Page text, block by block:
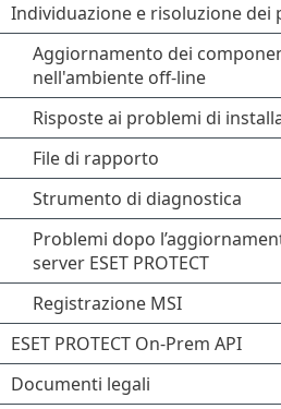
Individuazione e risoluzione dei
Aggiornamento dei
nell'ambiente off-line
Risposte ai problemi di
File di rapporto
Strumento di diagnostica
Problemi dopo
server ESET PROTECT
Registrazione MSI
ESET PROTECT On-Prem API
Documenti legali